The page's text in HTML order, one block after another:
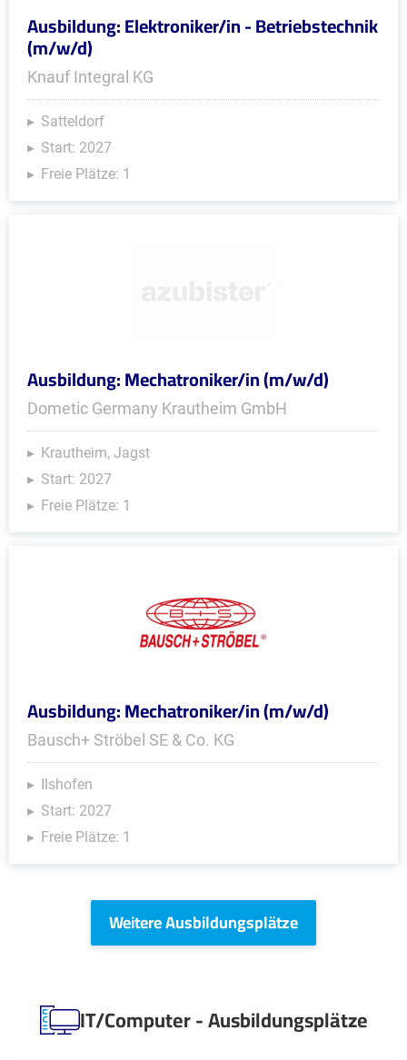
Ausbildung: Elektroniker/in - Betriebstechnik
(m/w/d)
Knauf Integral KG
Satteldorf
Start: 2027
Freie Plätze: 1
Ausbildung: Mechatroniker/in (m/w/d)
Dometic Germany Krautheim GmbH
Krautheim, Jagst
Start: 2027
Freie Plätze: 1
Ausbildung: Mechatroniker/in (m/w/d)
Bausch+ Ströbel SE & Co. KG
Ilshofen
Start: 2027
Freie Plätze: 1
Weitere Ausbildungsplätze
IT/Computer - Ausbildungsplätze